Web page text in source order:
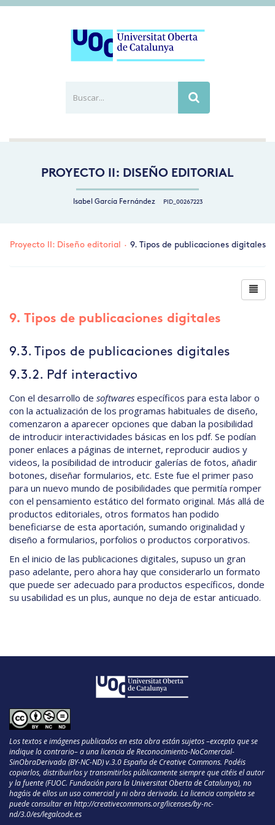
PROYECTO II: DISEÑO EDITORIAL
Isabel García Fernández PID_00267223
Proyecto II: Diseño editorial · 9. Tipos de publicaciones digitales
9. Tipos de publicaciones digitales
9.3. Tipos de publicaciones digitales
9.3.2. Pdf interactivo
Con el desarrollo de softwares específicos para esta labor o
con la actualización de los programas habituales de diseño,
comenzaron a aparecer opciones que daban la posibilidad
de introducir interactividades básicas en los pdf. Se podían
poner enlaces a páginas de internet, reproducir audios y
videos, la posibilidad de introducir galerías de fotos, añadir
botones, diseñar formularios, etc. Este fue el primer paso
para un nuevo mundo de posibilidades que permitía romper
con el pensamiento estático del formato original. Más allá de
productos editoriales, otros formatos han podido
beneficiarse de esta aportación, sumando originalidad y
diseño a formularios, porfolios o productos corporativos.
En el inicio de las publicaciones digitales, supuso un gran
paso adelante, pero ahora hay que considerarlo un formato
que puede ser adecuado para productos específicos, donde
su usabilidad es un plus, aunque no deja de estar anticuado.
Los textos e imágenes publicados en esta obra están sujetos –excepto que se
indique lo contrario– a una licencia de Reconocimiento-NoComercial-
SinObraDerivada (BY-NC-ND) v.3.0 España de Creative Commons. Podéis
copiarlos, distribuirlos y transmitirlos públicamente siempre que citéis el autor
y la fuente (FUOC. Fundación para la Universitat Oberta de Catalunya), no
hagáis de ellos un uso comercial y ni obra derivada. La licencia completa se
puede consultar enhttp://creativecommons.org/licenses/by-nc-
nd/3.0/es/legalcode.es